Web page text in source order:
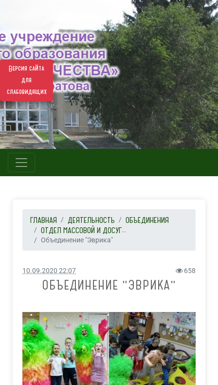
Версия сайта
для
слабовидящих
ГЛАВНАЯ ДЕЯТЕЛЬНОСТЬ
ОБЪЕДИНЕНИЯ
ОТДЕЛ МАССОВОЙ И ДОСУГ...
Объединение "Эврика"
10.09.2020 22:07 658
ОБЪЕДИНЕНИЕ "ЭВРИКА"